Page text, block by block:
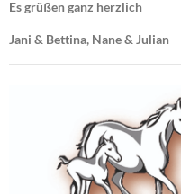
Es grüßen ganz herzlich
Jani & Bettina, Nane & Julian